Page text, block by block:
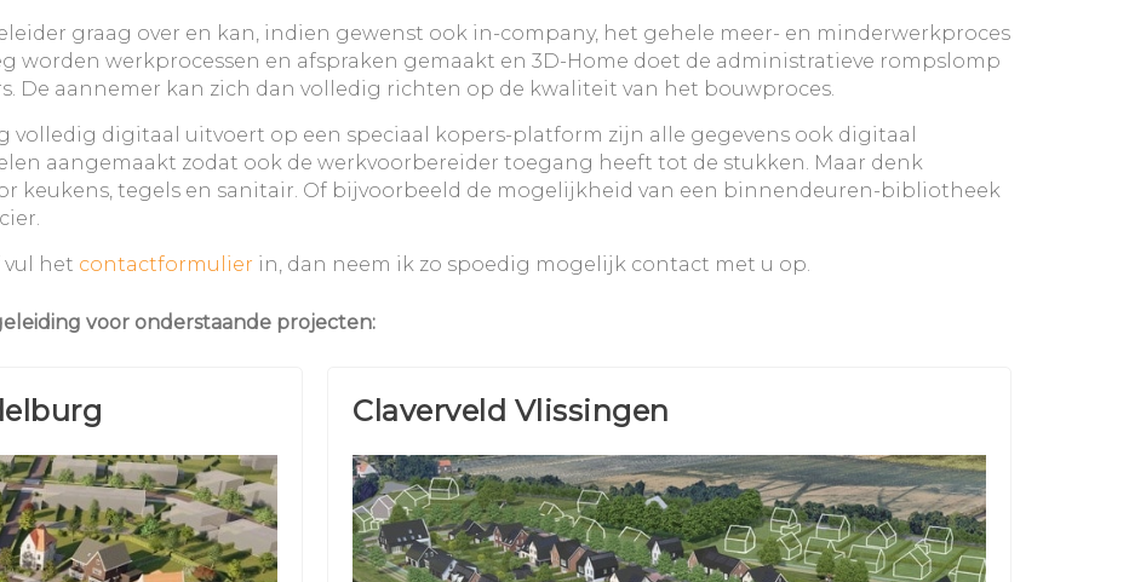
graag over en kan, indien gewenst ook in-company, het gehele meer- en minderwerkproces
worden werkprocessen en afspraken gemaakt en 3D-Home doet de administratieve rompslomp
De aannemer kan zich dan volledig richten op de kwaliteit van het bouwproces.
volledig digitaal uitvoert op een speciaal kopers-platform zijn alle gegevens ook digitaal
aangemaakt zodat ook de werkvoorbereider toegang heeft tot de stukken. Maar denk
keukens, tegels en sanitair. Of bijvoorbeeld de mogelijkheid van een binnendeuren-bibliotheek
vul het contactformulier in, dan neem ik zo spoedig mogelijk contact met u op.
voor onderstaande projecten:
Claverveld Vlissingen